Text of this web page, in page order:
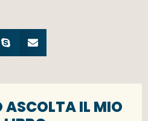
ASCOLTA IL MIO